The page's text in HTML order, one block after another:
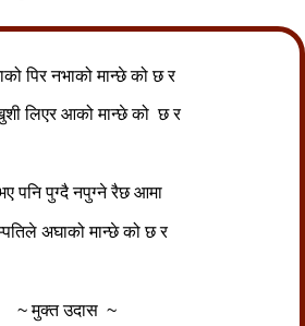
पिर नभाको मान्छे को छ र
लिएर आको मान्छे को छ र
पनि पुग्दै नपुग्ने रैछ आमा
अघाको मान्छे को छ र
~ मुक्त उदास ~